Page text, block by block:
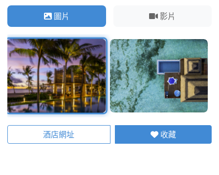
圖片 影片
酒店網址 收藏